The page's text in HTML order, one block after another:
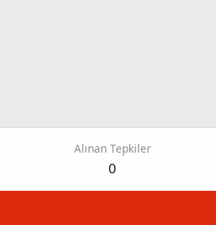
Alınan Tepkiler
0